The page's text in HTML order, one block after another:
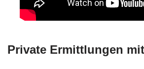
Private Ermittlungen